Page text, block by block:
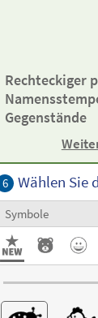
Rechteckiger
Gegenstände
6 Wählen Sie
Symbole